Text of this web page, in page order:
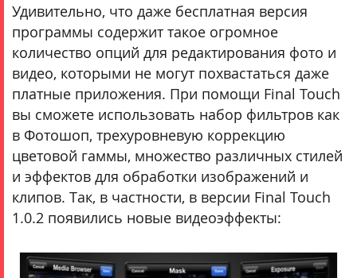
Удивительно, что даже бесплатная версия
программы содержит такое огромное
количество опций для редактирования фото и
видео, которыми не могут похвастаться даже
платные приложения. При помощи Final Touch
вы сможете использовать набор фильтров как
в Фотошоп, трехуровневую коррекцию
цветовой гаммы, множество различных стилей
и эффектов для обработки изображений и
клипов. Так, в частности, в версии Final Touch
1.0.2 появились новые видеоэффекты: